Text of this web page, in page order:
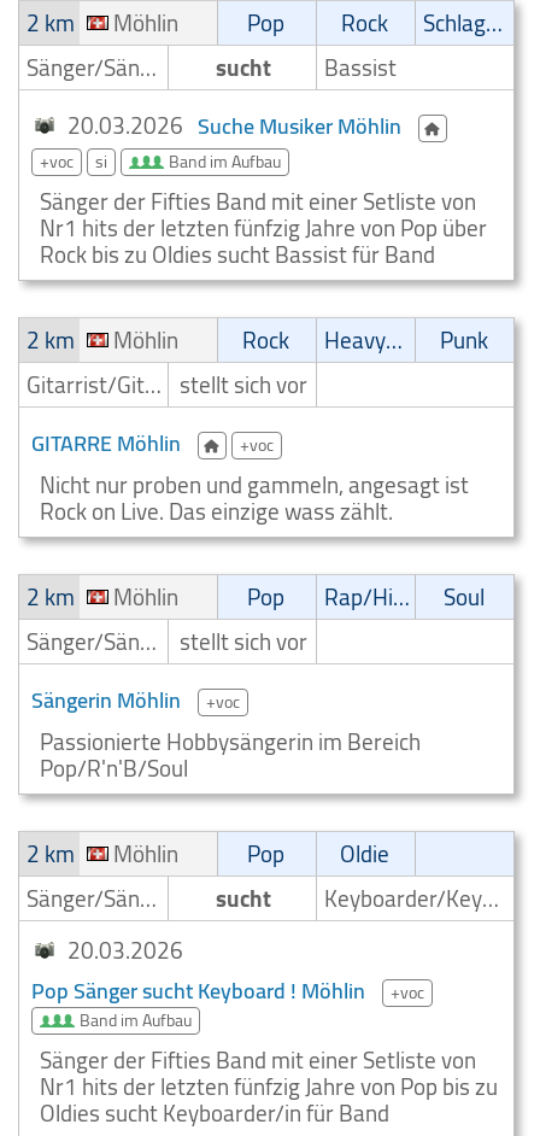
2 km
Möhlin Pop Rock
Schlager
Sänger/Sängerin
sucht
Bassist
20.03.2026 Suche Musiker Möhlin
+voc si Band im Aufbau
Sänger der Fifties Band mit einer Setliste von
Nr1 hits der letzten fünfzig Jahre von Pop über
Rock bis zu Oldies sucht Bassist für Band
2 km
Möhlin Rock Heavy-Metal
Punk
Gitarrist/Gitarrenspieler stellt sich vor
GITARRE Möhlin +voc
Nicht nur proben und gammeln, angesagt ist
Rock on Live. Das einzige wass zählt.
2 km
Möhlin Pop Rap/Hip-Hop/RnB
Soul
Sänger/Sängerin stellt sich vor
Sängerin Möhlin +voc
Passionierte Hobbysängerin im Bereich
Pop/R'n'B/Soul
2 km
Möhlin Pop
Oldie
Sänger/Sängerin
sucht
Keyboarder/Keyboardspieler
20.03.2026
Pop Sänger sucht Keyboard ! Möhlin
+voc
Band im Aufbau
Sänger der Fifties Band mit einer Setliste von
Nr1 hits der letzten fünfzig Jahre von Pop bis zu
Oldies sucht Keyboarder/in für Band